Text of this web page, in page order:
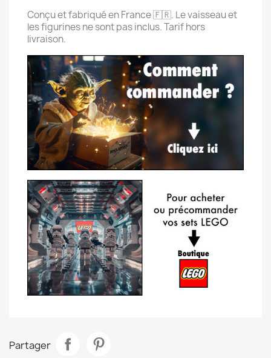
Conçu et fabriqué en France 🇫🇷. Le vaisseau et
les figurines ne sont pas inclus. Tarif hors
livraison.
Partager